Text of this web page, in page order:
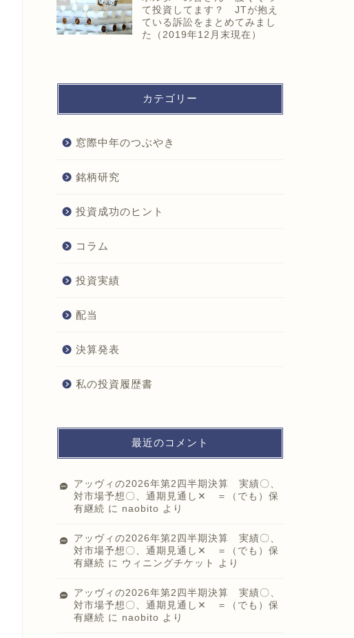
て投資してます？ JTが抱え
ている訴訟をまとめてみまし
た（2019年12月末現在）
カテゴリー
窓際中年のつぶやき
銘柄研究
投資成功のヒント
コラム
投資実績
配当
決算発表
私の投資履歴書
最近のコメント
アッヴィの2026年第2四半期決算 実績〇、
対市場予想〇、通期見通し✕ ＝（でも）保
有継続 に naobito より
アッヴィの2026年第2四半期決算 実績〇、
対市場予想〇、通期見通し✕ ＝（でも）保
有継続 に ウィニングチケット より
アッヴィの2026年第2四半期決算 実績〇、
対市場予想〇、通期見通し✕ ＝（でも）保
有継続 に naobito より